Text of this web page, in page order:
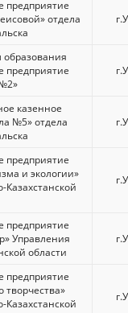
предприятие
отдела
образования
предприятие
казенное
№5» отдела
предприятие
и экологии»
предприятие
Управления
области
предприятие
творчества»